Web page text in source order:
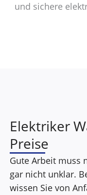
und sichere
Elektriker
Preise
Gute Arbeit muss
gar nicht unklar.
wissen Sie von